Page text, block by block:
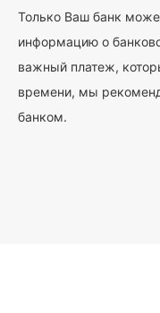
Только Ваш банк
информацию о
важный платеж,
времени, мы
банком.